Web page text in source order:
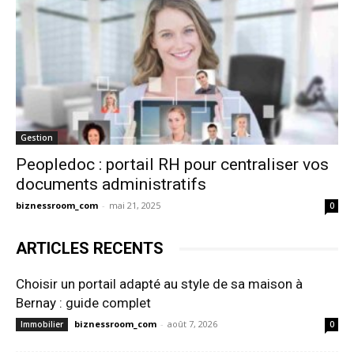
Gestion
Peopledoc : portail RH pour centraliser vos
documents administratifs
biznessroom_com - mai 21, 2025 0
ARTICLES RECENTS
Choisir un portail adapté au style de sa maison à
Bernay : guide complet
Immobilier biznessroom_com - août 7, 2026 0